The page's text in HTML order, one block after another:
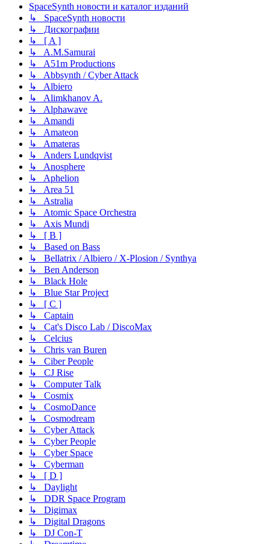
SpaceSynth новости и каталог изданий
↳ SpaceSynth новости
↳ Дискографии
↳ [ A ]
↳ A.M.Samurai
↳ A51m Productions
↳ Abbsynth / Cyber Attack
↳ Albiero
↳ Alimkhanov A.
↳ Alphawave
↳ Amandi
↳ Amateon
↳ Amateras
↳ Anders Lundqvist
↳ Anosphere
↳ Aphelion
↳ Area 51
↳ Astralia
↳ Atomic Space Orchestra
↳ Axis Mundi
↳ [ B ]
↳ Based on Bass
↳ Bellatrix / Albiero / X-Plosion / Synthya
↳ Ben Anderson
↳ Black Hole
↳ Blue Star Project
↳ [ C ]
↳ Captain
↳ Cat's Disco Lab / DiscoMax
↳ Celcius
↳ Chris van Buren
↳ Ciber People
↳ CJ Rise
↳ Computer Talk
↳ Cosmix
↳ CosmoDance
↳ Cosmodream
↳ Cyber Attack
↳ Cyber People
↳ Cyber Space
↳ Cyberman
↳ [ D ]
↳ Daylight
↳ DDR Space Program
↳ Digimax
↳ Digital Dragons
↳ DJ Con-T